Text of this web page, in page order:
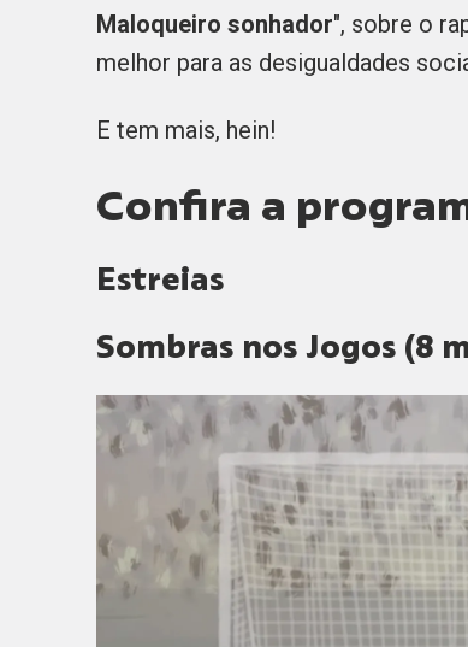
Maloqueiro sonhador", sobre o
melhor para as desigualdades
E tem mais, hein!
Confira a
Estreias
Sombras nos Jogos (8